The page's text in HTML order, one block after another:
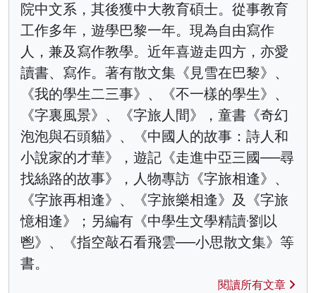
院中文系，其後獲中大教育碩士。從事教育
工作多年，遊學巴黎一年。現為自由寫作
人，兼及寫作教學。近年喜遊走四方，亦愛
讀書、寫作。著有散文集《見雪在巴黎》、
《我的學生二三事》、《不一樣的學生》、
《字裏風景》、《字旅人間》，童書《奇幻
泡泡與石頭貓》、《中國人的故事：詩人和
小說家的才華》，遊記《走進中亞三國──尋
找絲路的故事》，人物專訪《字旅相逢》、
《字旅再相逢》、《字旅樂相逢》及《字旅
憶相逢》；另編有《中學生文學精讀·劉以
鬯》、《指空敲石看飛雲──小思散文集》等
書。
閱讀所有文章